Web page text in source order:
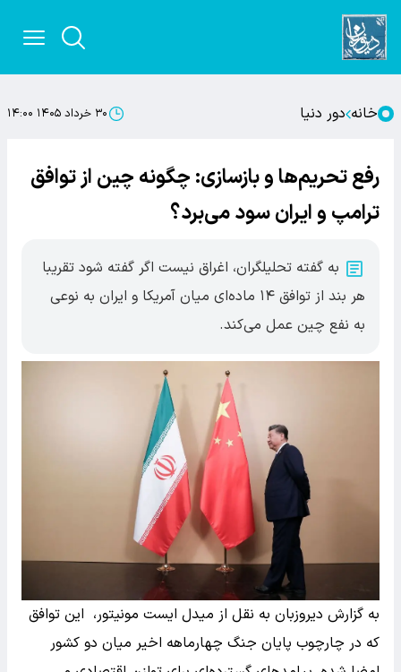
خانه دور دنیا ۳۰ خرداد ۱۴۰۵ ۱۴:۰۰
رفع تحریم‌ها و بازسازی: چگونه چین از توافق
ترامپ و ایران سود می‌برد؟
به گفته تحلیلگران، اغراق نیست اگر گفته شود تقریبا
هر بند از توافق ۱۴ ماده‌ای میان آمریکا و ایران به نوعی
به نفع چین عمل می‌کند.
به گزارش دیروزبان به نقل از میدل ایست مونیتور، این توافق
که در چارچوب پایان جنگ چهارماهه اخیر میان دو کشور